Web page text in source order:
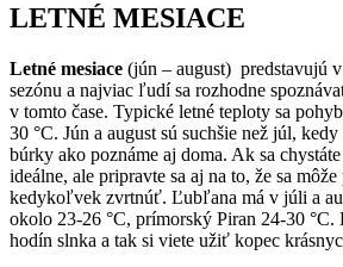
LETNÉ MESIACE
Letné mesiace (jún – august) predstavujú
sezónu a najviac ľudí sa rozhodne
v tomto čase. Typické letné teploty sa
30 °C. Jún a august sú suchšie než júl,
búrky ako poznáme aj doma. Ak sa
ideálne, ale pripravte sa aj na to, že sa môže
kedykoľvek zvrtnúť. Ľubľana má v júli a
okolo 23-26 °C, prímorský Piran 24-30 °C.
hodín slnka a tak si viete užiť kopec